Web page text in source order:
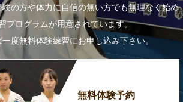
の方や体力に自信の無い方でも無理なく始め
プログラムが用意されています。
度無料体験練習にお申し込み下さい。
無料体験予約